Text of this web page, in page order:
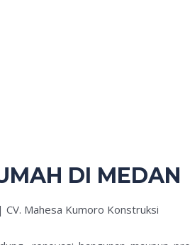
DI MEDAN
Mahesa Kumoro Konstruksi